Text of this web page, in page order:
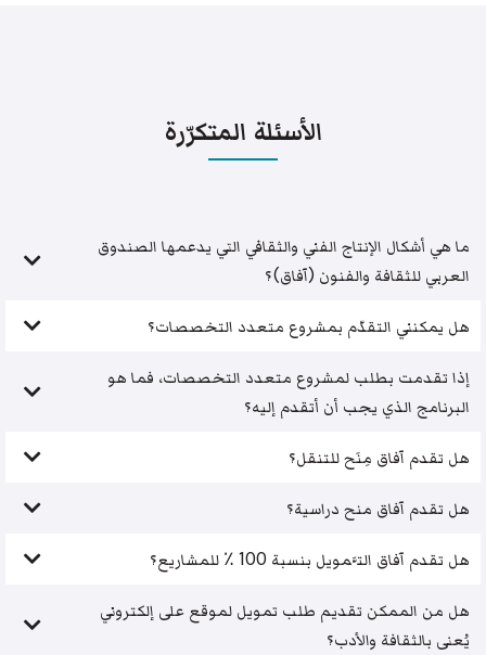
الأسئلة المتكرّرة
ما هي أشكال الإنتاج الفني والثقافي التي يدعمها الصندوق
العربي للثقافة والفنون (آفاق)؟
هل يمكنني التقدّم بمشروع متعدد التخصصات؟
إذا تقدمت بطلب لمشروع متعدد التخصصات، فما هو
البرنامج الذي يجب أن أتقدم إليه؟
هل تقدم آفاق مِنَح للتنقل؟
هل تقدم آفاق منح دراسية؟
هل تقدم آفاق التَّمويل بنسبة 100 ٪ للمشاريع؟
هل من الممكن تقديم طلب تمويل لموقع على إلكتروني
يُعنى بالثقافة والأدب؟